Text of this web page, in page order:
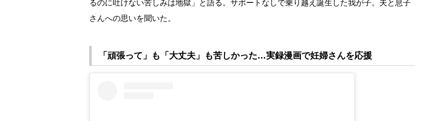
るのに吐けない苦しみは地獄」と語る。サポートなしで乗り越え誕生した我が子。夫と息子
さんへの思いを聞いた。
「頑張って」も「大丈夫」も苦しかった…実録漫画で妊婦さんを応援